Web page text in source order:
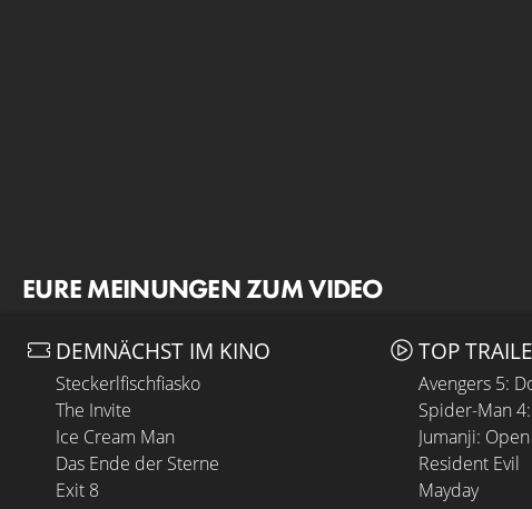
EURE MEINUNGEN ZUM VIDEO
DEMNÄCHST IM KINO
Steckerlfischfiasko
The Invite
Ice Cream Man
Das Ende der Sterne
Exit 8
TOP
Avengers 5:
Spider-Man
Jumanji:
Resident Evil
Mayday